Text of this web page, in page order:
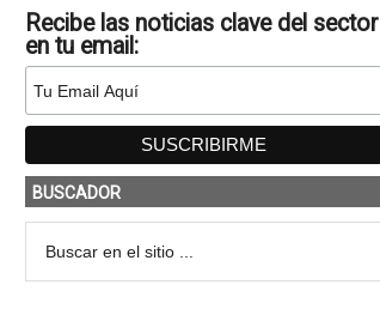
Recibe las noticias clave del sector
en tu email:
BUSCADOR